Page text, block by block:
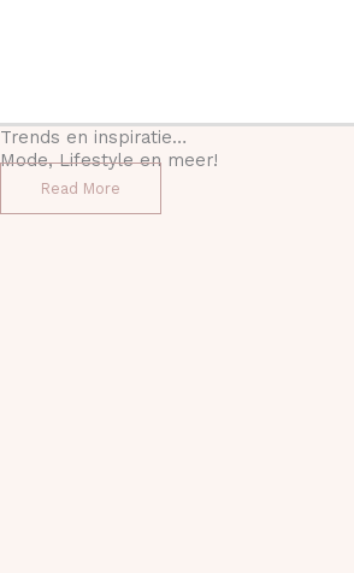
Trends en inspiratie…
Mode, Lifestyle en meer!
Read More